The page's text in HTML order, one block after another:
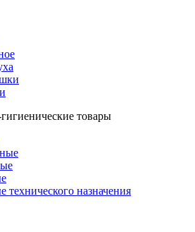
товары
назначения